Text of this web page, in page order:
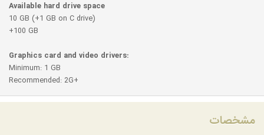
Available hard drive space
10 GB (+1 GB on C drive)
+100 GB
Graphics card and video drivers:
Minimum: 1 GB
Recommended: 2G+
مشخصات